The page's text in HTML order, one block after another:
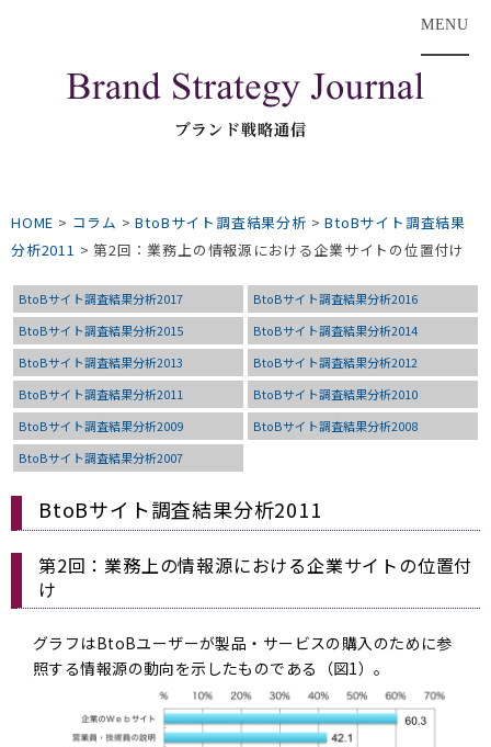
MENU
HOME > コラム >BtoBサイト調査結果分析 >BtoBサイト調査結果
分析2011 >第2回：業務上の情報源における企業サイトの位置付け
BtoBサイト調査結果分析2017
BtoBサイト調査結果分析2016
BtoBサイト調査結果分析2015
BtoBサイト調査結果分析2014
BtoBサイト調査結果分析2013
BtoBサイト調査結果分析2012
BtoBサイト調査結果分析2011
BtoBサイト調査結果分析2010
BtoBサイト調査結果分析2009
BtoBサイト調査結果分析2008
BtoBサイト調査結果分析2007
BtoBサイト調査結果分析2011
第2回：業務上の情報源における企業サイトの位置付
け
グラフはBtoBユーザーが製品・サービスの購入のために参
照する情報源の動向を示したものである（図1）。